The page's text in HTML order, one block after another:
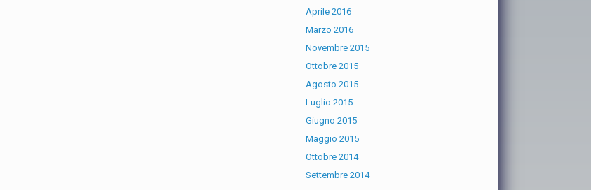
Aprile 2016
Marzo 2016
Novembre 2015
Ottobre 2015
Agosto 2015
Luglio 2015
Giugno 2015
Maggio 2015
Ottobre 2014
Settembre 2014